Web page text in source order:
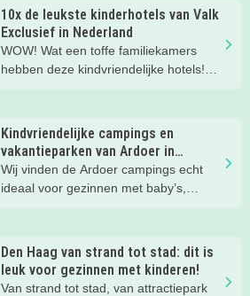
10x de leukste kinderhotels van Valk
Exclusief in Nederland
WOW! Wat een toffe familiekamers
hebben deze kindvriendelijke hotels!
kinderhotels van Valk Exclusief en
boek een heerlijk nachtje weg met je
kind(eren).
Kindvriendelijke campings en
vakantieparken van Ardoer in
Nederland
Wij vinden de Ardoer campings echt
ideaal voor gezinnen met baby’s,
Den Haag van strand tot stad: dit is
leuk voor gezinnen met kinderen!
Van strand tot stad, van attractiepark